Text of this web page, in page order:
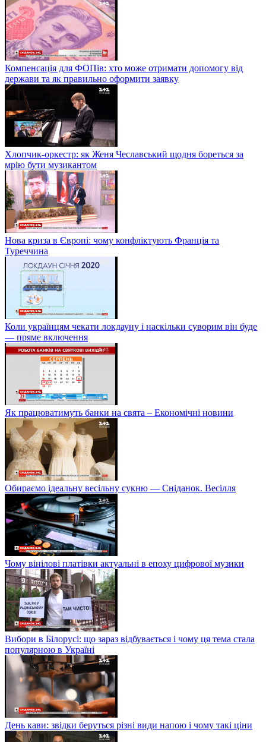
Компенсація для ФОПів: хто може отримати допомогу від
держави та як правильно оформити заявку
Хлопчик-оркестр: як Женя Чеславський щодня бореться за
мрію бути музикантом
Нова криза в Європі: чому конфліктують Франція та
Туреччина
Коли українцям чекати локдауну і наскільки суворим він буде
— пряме включення
Як працюватимуть банки на свята – Економічні новини
Обираємо ідеальну весільну сукню — Сніданок. Весілля
Чому вінілові платівки актуальні в епоху цифрової музики
Вибори в Білорусі: що зараз відбувається і чому ця тема стала
популярною в Україні
День кави: звідки беруться різні види напою і чому такі ціни